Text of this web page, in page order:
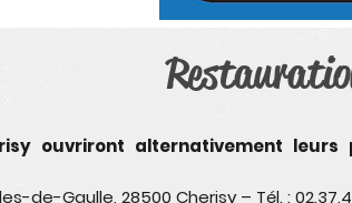
ouvriront alternativement
de-Gaulle, 28500 Cherisy – Tél. :